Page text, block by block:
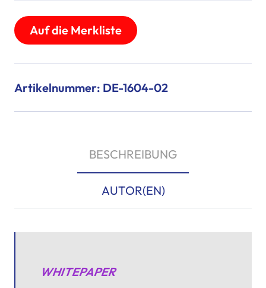
Auf die Merkliste
Artikelnummer: DE-1604-02
BESCHREIBUNG
AUTOR(EN)
WHITEPAPER